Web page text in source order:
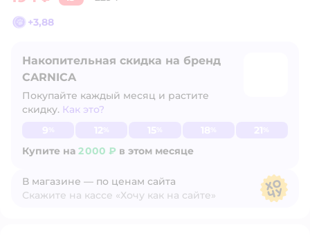
+3,88
Накопительная скидка на бренд
CARNICA
Покупайте каждый месяц и растите
скидку. Как это?
Купите на 2 000 ₽ в этом месяце
Узнать больше
В магазине — по ценам сайта
Скажите на кассе «Хочу как на сайте»